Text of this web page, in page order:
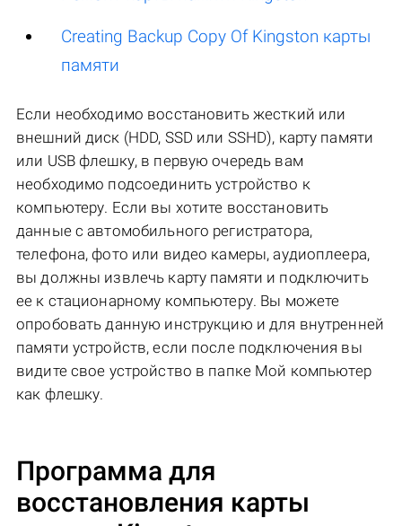
Creating Backup Copy Of Kingston карты
памяти
Если необходимо восстановить жесткий или
внешний диск (HDD, SSD или SSHD), карту памяти
или USB флешку, в первую очередь вам
необходимо подсоединить устройство к
компьютеру. Если вы хотите восстановить
данные с автомобильного регистратора,
телефона, фото или видео камеры, аудиоплеера,
вы должны извлечь карту памяти и подключить
ее к стационарному компьютеру. Вы можете
опробовать данную инструкцию и для внутренней
памяти устройств, если после подключения вы
видите свое устройство в папке Мой компьютер
как флешку.
Программа для
восстановления карты